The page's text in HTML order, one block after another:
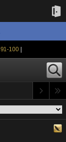
91-100